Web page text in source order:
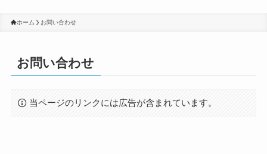
ホーム お問い合わせ
お問い合わせ
当ページのリンクには広告が含まれています。